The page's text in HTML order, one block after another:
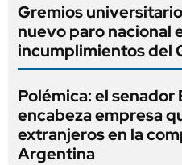
Gremios
nuevo paro nacional
incumplimientos del
Polémica: el senador
encabeza empresa
extranjeros en la
Argentina